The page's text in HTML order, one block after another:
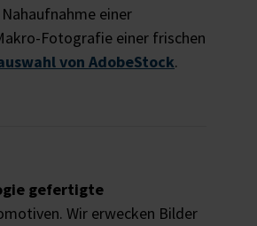
einer
Fotografie einer frischen
von AdobeStock.
gefertigte
Wir erwecken Bilder